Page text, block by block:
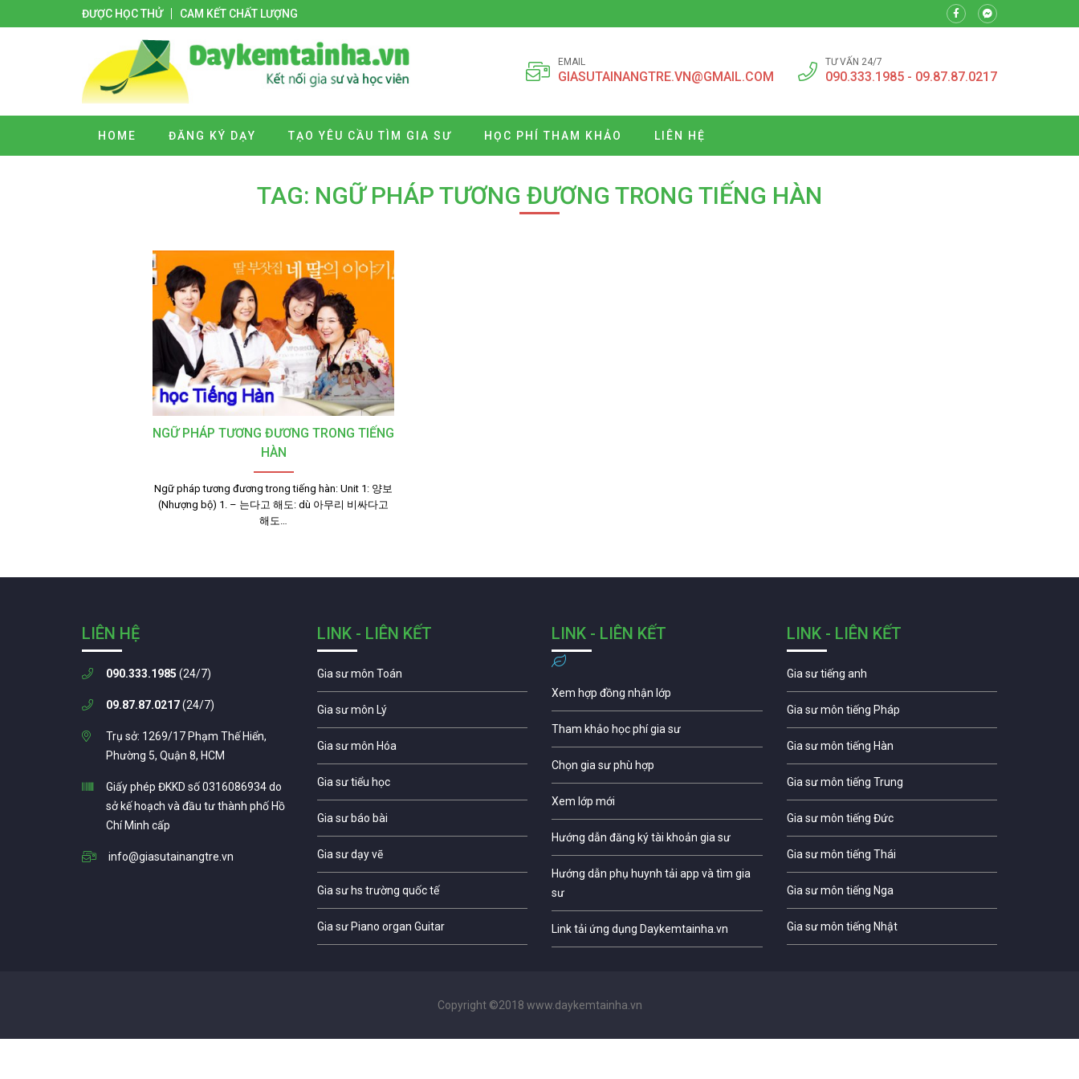
ĐƯỢC HỌC THỬ CAM KẾT CHẤT LƯỢNG
EMAIL
GIASUTAINANGTRE.VN@GMAIL.COM
TƯ VẤN 24/7
090.333.1985 - 09.87.87.0217
HOME ĐĂNG KÝ DẠY TẠO YÊU CẦU TÌM GIA SƯ HỌC PHÍ THAM KHẢO LIÊN HỆ
TAG: NGỮ PHÁP TƯƠNG ĐƯƠNG TRONG TIẾNG HÀN
NGỮ PHÁP TƯƠNG ĐƯƠNG TRONG TIẾNG
HÀN
Ngữ pháp tương đương trong tiếng hàn: Unit 1: 양보
(Nhượng bộ) 1. – 는다고 해도: dù 아무리 비싸다고
해도…
LIÊN HỆ
090.333.1985 (24/7)
09.87.87.0217(24/7)
Trụ sở: 1269/17 Phạm Thế Hiển,
Phường 5, Quận 8, HCM
Giấy phép ĐKKD số 0316086934 do
sở kế hoạch và đầu tư thành phố Hồ
Chí Minh cấp
info@giasutainangtre.vn
LINK - LIÊN KẾT
Gia sư môn Toán
Gia sư môn Lý
Gia sư môn Hóa
Gia sư tiểu học
Gia sư báo bài
Gia sư dạy vẽ
Gia sư hs trường quốc tế
Gia sư Piano organ Guitar
LINK - LIÊN KẾT
Xem hợp đồng nhận lớp
Tham khảo học phí gia sư
Chọn gia sư phù hợp
Xem lớp mới
Hướng dẫn đăng ký tài khoản gia sư
Hướng dẫn phụ huynh tải app và tìm gia
sư
Link tải ứng dụng Daykemtainha.vn
LINK - LIÊN KẾT
Gia sư tiếng anh
Gia sư môn tiếng Pháp
Gia sư môn tiếng Hàn
Gia sư môn tiếng Trung
Gia sư môn tiếng Đức
Gia sư môn tiếng Thái
Gia sư môn tiếng Nga
Gia sư môn tiếng Nhật
Copyright ©2018 www.daykemtainha.vn